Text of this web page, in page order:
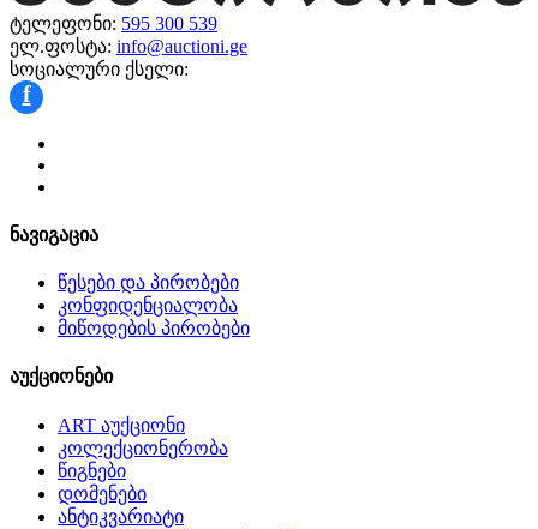
ტელეფონი: 595 300 539
ელ.ფოსტა: info@auctioni.ge
სოციალური ქსელი:
f
ნავიგაცია
წესები და პირობები
კონფიდენციალობა
მიწოდების პირობები
აუქციონები
ART აუქციონი
კოლექციონერობა
წიგნები
დომენები
ანტიკვარიატი